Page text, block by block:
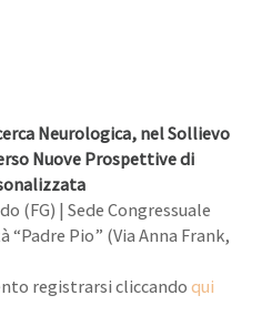
Neurologica, nel Sollievo
Nuove Prospettive di
(FG) | Sede Congressuale
Pio” (Via Anna Frank,
registrarsi cliccandoqui